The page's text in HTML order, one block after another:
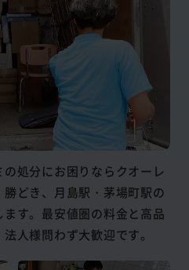
処分にお困りならクオーレ
どき、月島駅・茅場町駅の
す。最安値圏の料金と高品
人様問わず大歓迎です。